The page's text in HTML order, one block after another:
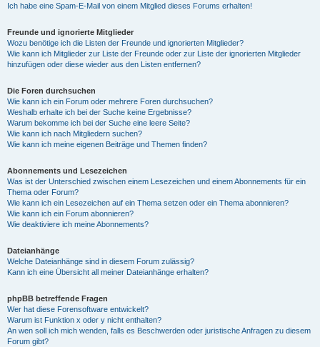
Ich habe eine Spam-E-Mail von einem Mitglied dieses Forums erhalten!
Freunde und ignorierte Mitglieder
Wozu benötige ich die Listen der Freunde und ignorierten Mitglieder?
Wie kann ich Mitglieder zur Liste der Freunde oder zur Liste der ignorierten Mitglieder
hinzufügen oder diese wieder aus den Listen entfernen?
Die Foren durchsuchen
Wie kann ich ein Forum oder mehrere Foren durchsuchen?
Weshalb erhalte ich bei der Suche keine Ergebnisse?
Warum bekomme ich bei der Suche eine leere Seite?
Wie kann ich nach Mitgliedern suchen?
Wie kann ich meine eigenen Beiträge und Themen finden?
Abonnements und Lesezeichen
Was ist der Unterschied zwischen einem Lesezeichen und einem Abonnements für ein
Thema oder Forum?
Wie kann ich ein Lesezeichen auf ein Thema setzen oder ein Thema abonnieren?
Wie kann ich ein Forum abonnieren?
Wie deaktiviere ich meine Abonnements?
Dateianhänge
Welche Dateianhänge sind in diesem Forum zulässig?
Kann ich eine Übersicht all meiner Dateianhänge erhalten?
phpBB betreffende Fragen
Wer hat diese Forensoftware entwickelt?
Warum ist Funktion x oder y nicht enthalten?
An wen soll ich mich wenden, falls es Beschwerden oder juristische Anfragen zu diesem
Forum gibt?